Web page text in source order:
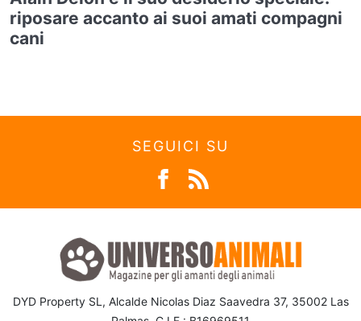
riposare accanto ai suoi amati compagni
cani
SEGUICI SU
DYD Property SL, Alcalde Nicolas Diaz Saavedra 37, 35002 Las